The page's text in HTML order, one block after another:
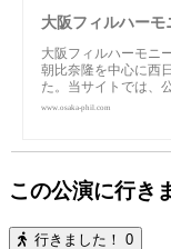
大阪フィルハーモ
大阪フィルハーモニ
朝比奈隆を中心に西
た。当サイトでは、
www.osaka-phil.com
この公演に行き
行きました！ 0